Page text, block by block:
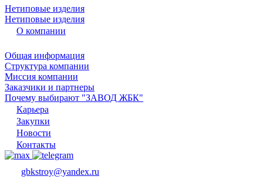
Нетиповые изделия
Нетиповые изделия
О компании
Общая информация
Структура компании
Миссия компании
Заказчики и партнеры
Почему выбирают "ЗАВОД ЖБК"
Карьера
Закупки
Новости
Контакты
gbkstroy@yandex.ru